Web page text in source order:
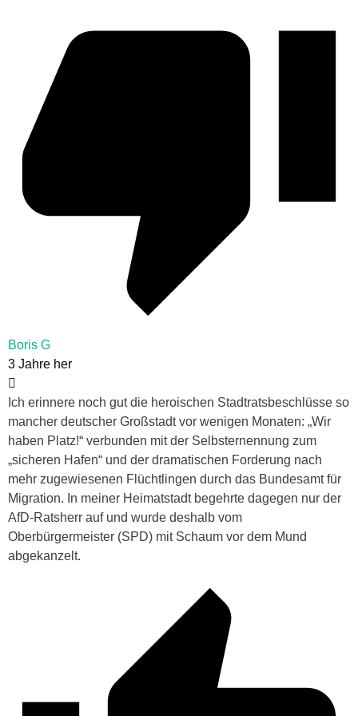
Boris G
3 Jahre her
Ich erinnere noch gut die heroischen Stadtratsbeschlüsse so
mancher deutscher Großstadt vor wenigen Monaten: „Wir
haben Platz!“ verbunden mit der Selbsternennung zum
„sicheren Hafen“ und der dramatischen Forderung nach
mehr zugewiesenen Flüchtlingen durch das Bundesamt für
Migration. In meiner Heimatstadt begehrte dagegen nur der
AfD-Ratsherr auf und wurde deshalb vom
Oberbürgermeister (SPD) mit Schaum vor dem Mund
abgekanzelt.